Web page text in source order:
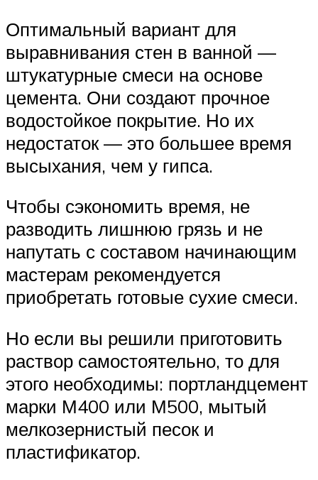
Оптимальный вариант для
выравнивания стен в ванной —
штукатурные смеси на основе
цемента. Они создают прочное
водостойкое покрытие. Но их
недостаток — это большее время
высыхания, чем у гипса.
Чтобы сэкономить время, не
разводить лишнюю грязь и не
напутать с составом начинающим
мастерам рекомендуется
приобретать готовые сухие смеси.
Но если вы решили приготовить
раствор самостоятельно, то для
этого необходимы: портландцемент
марки М400 или М500, мытый
мелкозернистый песок и
пластификатор.